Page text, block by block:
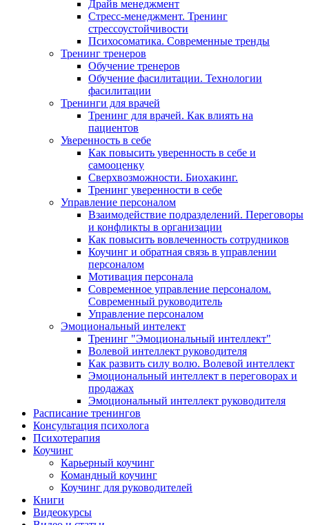
Драйв менеджмент
Стресс-менеджмент. Тренинг
стрессоустойчивости
Психосоматика. Современные тренды
Тренинг тренеров
Обучение тренеров
Обучение фасилитации. Технологии
фасилитации
Тренинги для врачей
Тренинг для врачей. Как влиять на
пациентов
Уверенность в себе
Как повысить уверенность в себе и
самооценку
Сверхвозможности. Биохакинг.
Тренинг уверенности в себе
Управление персоналом
Взаимодействие подразделений. Переговоры
и конфликты в организации
Как повысить вовлеченность сотрудников
Коучинг и обратная связь в управлении
персоналом
Мотивация персонала
Современное управление персоналом.
Современный руководитель
Управление персоналом
Эмоциональный интелект
Тренинг "Эмоциональный интеллект"
Волевой интеллект руководителя
Как развить силу волю. Волевой интеллект
Эмоциональный интеллект в переговорах и
продажах
Эмоциональный интеллект руководителя
Расписание тренингов
Консультация психолога
Психотерапия
Коучинг
Карьерный коучинг
Командный коучинг
Коучинг для руководителей
Книги
Видеокурсы